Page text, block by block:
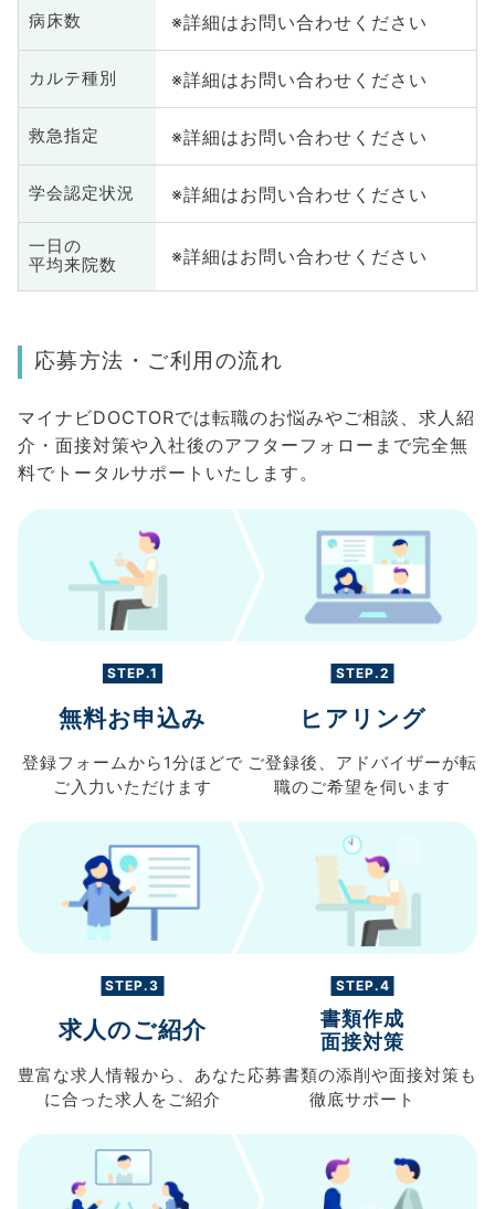
病床数 ※詳細はお問い合わせください
カルテ種別 ※詳細はお問い合わせください
救急指定 ※詳細はお問い合わせください
学会認定状況 ※詳細はお問い合わせください
一日の
平均来院数
※詳細はお問い合わせください
応募方法・ご利用の流れ
マイナビDOCTORでは転職のお悩みやご相談、求人紹
介・面接対策や入社後のアフターフォローまで完全無
料でトータルサポートいたします。
STEP.1
無料お申込み
登録フォームから 1分ほどで
ご入力 いただけます
STEP.2
ヒアリング
ご登録後、 アドバイザーが転
職のご希望を伺います
STEP.3
求人のご紹介
豊富な求人情報から、 あなた
に合った求人を ご紹介
STEP.4
書類作成
面接対策
応募書類の添削や面接対策も
徹底サポート